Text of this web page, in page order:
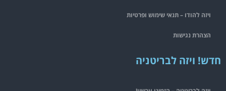
ויזה להודו – תנאי שימוש ופרטיות
הצהרת נגישות
חדש! ויזה לבריטניה